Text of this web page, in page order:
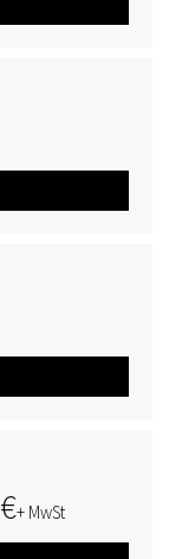
€+ MwSt